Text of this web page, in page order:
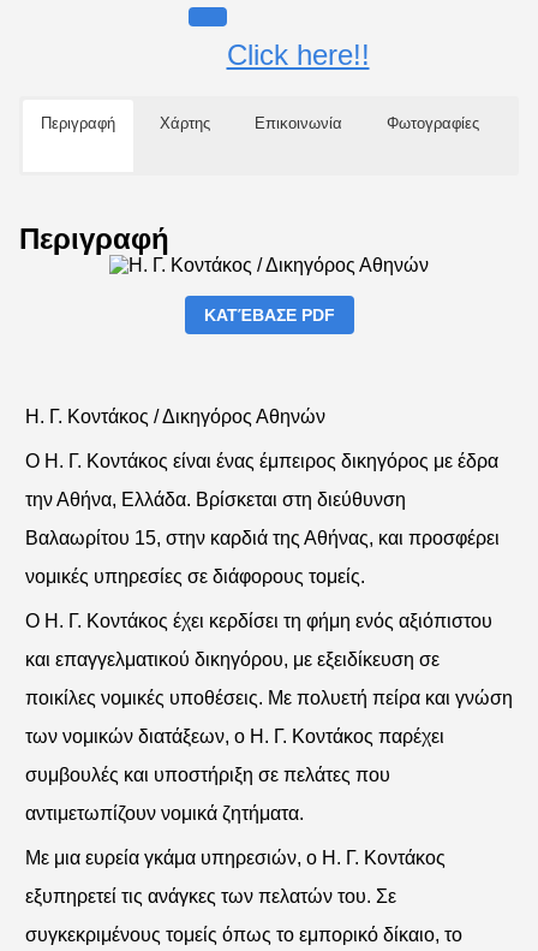
Click here!!
Περιγραφή Χάρτης Επικοινωνία Φωτογραφίες
Περιγραφή
ΚΑΤΈΒΑΣΕ PDF
Η. Γ. Κοντάκος / Δικηγόρος Αθηνών
Ο Η. Γ. Κοντάκος είναι ένας έμπειρος δικηγόρος με έδρα
την Αθήνα, Ελλάδα. Βρίσκεται στη διεύθυνση
Βαλαωρίτου 15, στην καρδιά της Αθήνας, και προσφέρει
νομικές υπηρεσίες σε διάφορους τομείς.
Ο Η. Γ. Κοντάκος έχει κερδίσει τη φήμη ενός αξιόπιστου
και επαγγελματικού δικηγόρου, με εξειδίκευση σε
ποικίλες νομικές υποθέσεις. Με πολυετή πείρα και γνώση
των νομικών διατάξεων, ο Η. Γ. Κοντάκος παρέχει
συμβουλές και υποστήριξη σε πελάτες που
αντιμετωπίζουν νομικά ζητήματα.
Με μια ευρεία γκάμα υπηρεσιών, ο Η. Γ. Κοντάκος
εξυπηρετεί τις ανάγκες των πελατών του. Σε
συγκεκριμένους τομείς όπως το εμπορικό δίκαιο, το